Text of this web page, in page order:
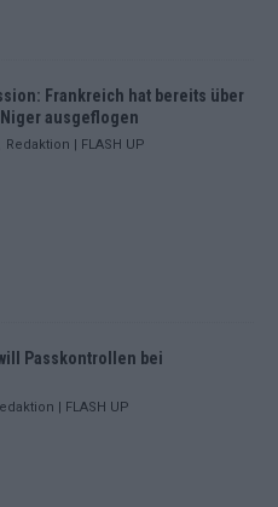
Frankreich hat bereits über
ausgeflogen
Redaktion | FLASH UP
Passkontrollen bei
| FLASH UP